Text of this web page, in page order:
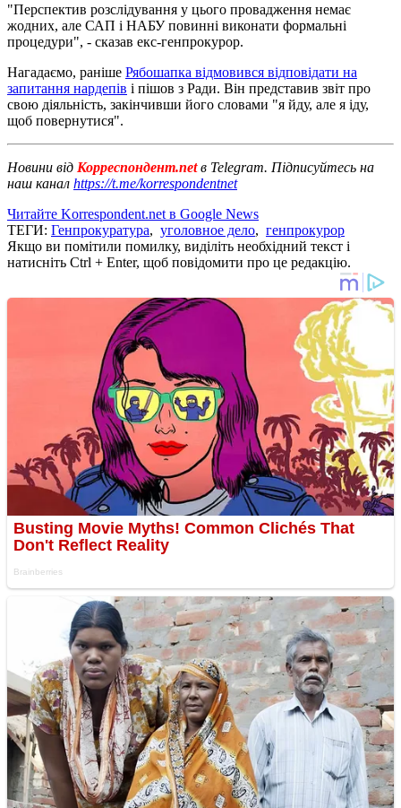
"Перспектив розслідування у цього провадження немає
жодних, але САП і НАБУ повинні виконати формальні
процедури", - сказав екс-генпрокурор.
Нагадаємо, раніше Рябошапка відмовився відповідати на
запитання нардепів і пішов з Ради. Він представив звіт про
свою діяльність, закінчивши його словами "я йду, але я іду,
щоб повернутися".
Новини від Корреспондент.netв Telegram. Підписуйтесь на
наш канал https://t.me/korrespondentnet
Читайте Korrespondent.net в Google News
ТЕГИ: Генпрокуратура, уголовное дело, генпрокурор
Якщо ви помітили помилку, виділіть необхідний текст і
натисніть Ctrl + Enter, щоб повідомити про це редакцію.